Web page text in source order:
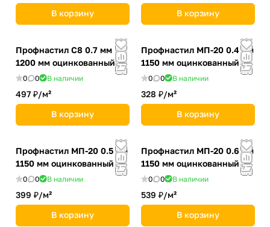
В корзину
В корзину
Профнастил С8 0.7 мм
1200 мм оцинкованный
0 0 В наличии
497 ₽/м²
В корзину
Профнастил MП-20 0.4 мм
1150 мм оцинкованный
0 0 В наличии
328 ₽/м²
В корзину
Профнастил MП-20 0.5 мм
1150 мм оцинкованный
0 0 В наличии
399 ₽/м²
В корзину
Профнастил MП-20 0.6 мм
1150 мм оцинкованный
0 0 В наличии
539 ₽/м²
В корзину